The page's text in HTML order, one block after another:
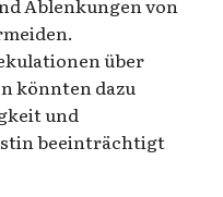
Ablenkungen von
über
könnten dazu
und
beeinträchtigt